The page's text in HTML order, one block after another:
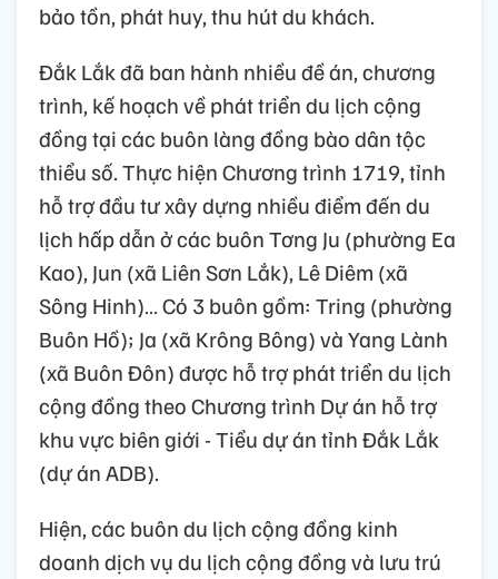
bảo tồn, phát huy, thu hút du khách.
Đắk Lắk đã ban hành nhiều đề án, chương
trình, kế hoạch về phát triển du lịch cộng
đồng tại các buôn làng đồng bào dân tộc
thiểu số. Thực hiện Chương trình 1719, tỉnh
hỗ trợ đầu tư xây dựng nhiều điểm đến du
lịch hấp dẫn ở các buôn Tơng Ju (phường Ea
Kao), Jun (xã Liên Sơn Lắk), Lê Diêm (xã
Sông Hinh)… Có 3 buôn gồm: Tring (phường
Buôn Hồ); Ja (xã Krông Bông) và Yang Lành
(xã Buôn Đôn) được hỗ trợ phát triển du lịch
cộng đồng theo Chương trình Dự án hỗ trợ
khu vực biên giới - Tiểu dự án tỉnh Đắk Lắk
(dự án ADB).
Hiện, các buôn du lịch cộng đồng kinh
doanh dịch vụ du lịch cộng đồng và lưu trú